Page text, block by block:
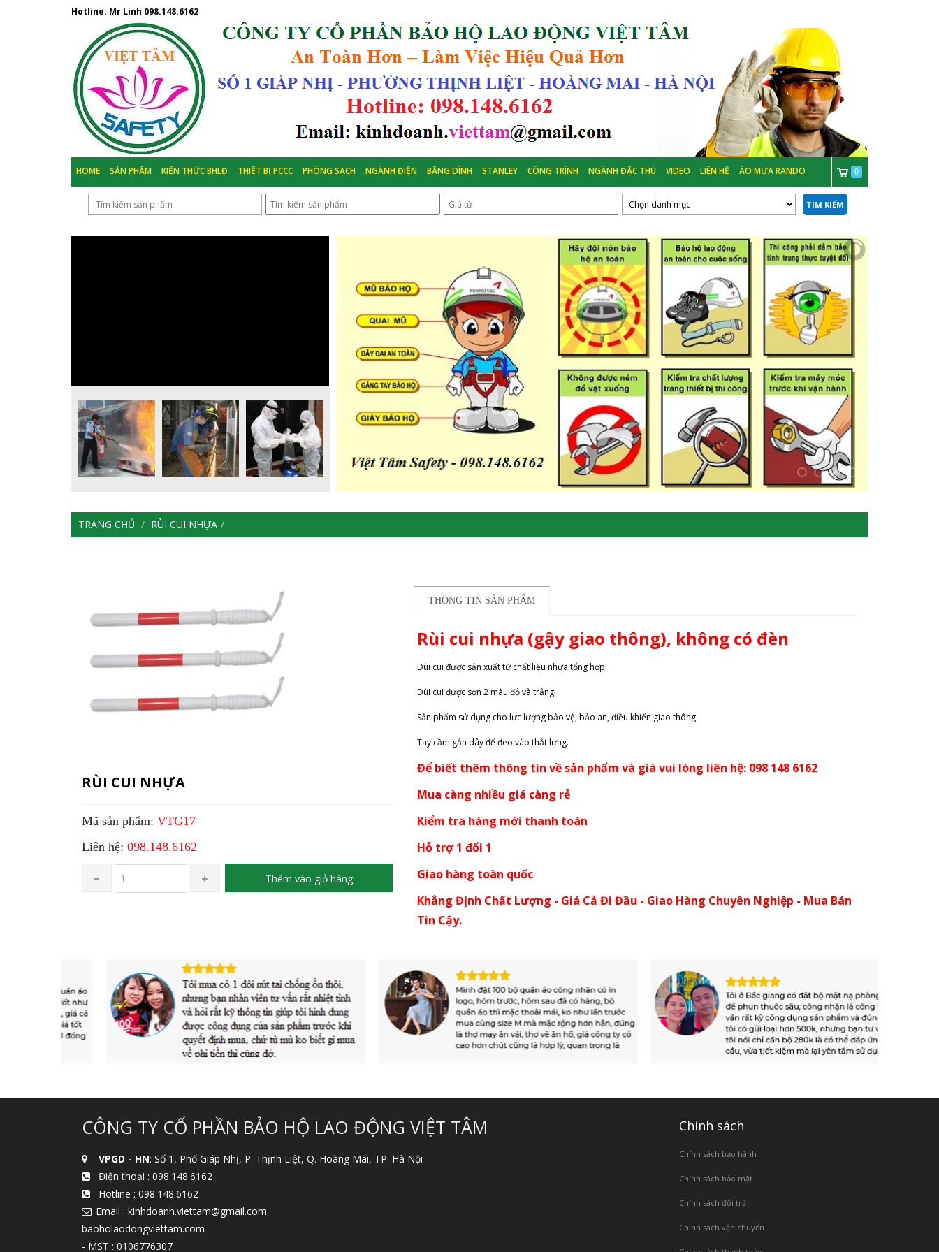
Hotline: Mr Linh 098.148.6162
HOME SẢN PHẨM KIẾN THỨC BHLĐ THIẾT BỊ PCCC PHÒNG SẠCH NGÀNH ĐIỆN BĂNG DÍNH STANLEY CÔNG TRÌNH NGÀNH ĐẶC THÙ VIDEO LIÊN HỆ ÁO MƯA RANDO 0
TÌM KIẾM
TRANG CHỦ RÙI CUI NHỰA
RÙI CUI NHỰA
Mã sản phẩm: VTG17
Liên hệ: 098.148.6162
Thêm vào giỏ hàng
THÔNG TIN SẢN PHẨM
Rùi cui nhựa (gậy giao thông), không có đèn
Dùi cui được sản xuất từ chất liệu nhựa tổng hợp.
Dùi cui được sơn 2 màu đỏ và trắng
Sản phẩm sử dụng cho lực lượng bảo vệ, bảo an, điều khiển giao thông.
Tay cầm gắn dây để đeo vào thắt lưng.
Để biết thêm thông tin về sản phẩm và giá vui lòng liên hệ: 098 148 6162
Mua càng nhiều giá càng rẻ
Kiểm tra hàng mới thanh toán
Hỗ trợ 1 đổi 1
Giao hàng toàn quốc
Khẳng Định Chất Lượng - Giá Cả Đi Đầu - Giao Hàng Chuyên Nghiệp - Mua Bán
Tin Cậy.
CÔNG TY CỔ PHẦN BẢO HỘ LAO ĐỘNG VIỆT TÂM
VPGD - HN: Số 1, Phố Giáp Nhị, P. Thịnh Liệt, Q. Hoàng Mai, TP. Hà Nội
Điện thoại : 098.148.6162
Hotline : 098.148.6162
Email : kinhdoanh.viettam@gmail.com
baoholaodongviettam.com
- MST : 0106776307
Chính sách
Chính sách bảo hành
Chính sách bảo mật
Chính sách đổi trả
Chính sách vận chuyển